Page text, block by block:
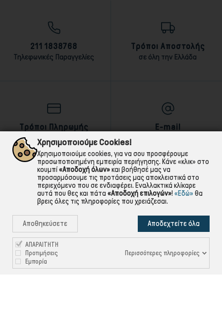
211 1838768
Τηλεφωνικές Παραγγελίες
Τρόποι Αποστολής
σε όλη την Ελλάδα
Τρόποι Πληρωμής
αντικαταβολή,κάρτα,τραπεζική
E-mail
Χρησιμοποιούμε Cookies!
Χρησιμοποιούμε cookies, για να σου προσφέρουμε
προσωποποιημένη εμπειρία περιήγησης. Κάνε «κλικ» στο
κουμπί«Αποδοχή όλων»και βοήθησέ μας να
προσαρμόσουμε τις προτάσεις μας αποκλειστικά στο
περιεχόμενο που σε ενδιαφέρει. Εναλλακτικά κλίκαρε
αυτά που θες και πάτα «Αποδοχή επιλογών»! «Εδώ» θα
βρεις όλες τις πληροφορίες που χρειάζεσαι.
Αποθηκεύσετε Αποδεχτείτε όλα
ΑΠΑΡΑΙΤΗΤΗ
Προτιμήσεις
Εμπορία
Περισσότερες πληροφορίες